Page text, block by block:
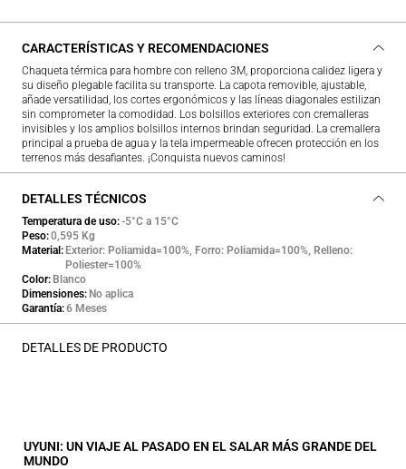
CARACTERÍSTICAS Y RECOMENDACIONES
Chaqueta térmica para hombre con relleno 3M, proporciona calidez ligera y
su diseño plegable facilita su transporte. La capota removible, ajustable,
añade versatilidad, los cortes ergonómicos y las líneas diagonales estilizan
sin comprometer la comodidad. Los bolsillos exteriores con cremalleras
invisibles y los amplios bolsillos internos brindan seguridad. La cremallera
principal a prueba de agua y la tela impermeable ofrecen protección en los
terrenos más desafiantes. ¡Conquista nuevos caminos!
DETALLES TÉCNICOS
Temperatura de uso -5°C a 15°C
Peso 0,595 Kg
Material
Exterior: Poliamida=100%, Forro: Poliamida=100%, Relleno:
Poliester=100%
Color Blanco
Dimensiones No aplica
Garantía 6 Meses
DETALLES DE PRODUCTO
UYUNI: UN VIAJE AL PASADO EN EL SALAR MÁS GRANDE DEL
MUNDO